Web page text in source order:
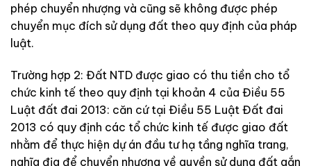
phép chuyển nhượng và cũng sẽ không được phép
chuyển mục đích sử dụng đất theo quy định của pháp
luật.
Trường hợp 2: Đất NTD được giao có thu tiền cho tổ
chức kinh tế theo quy định tại khoản 4 của Điều 55
Luật đất đai 2013: căn cứ tại Điều 55 Luật Đất đai
2013 có quy định các tổ chức kinh tế được giao đất
nhằm để thực hiện dự án đầu tư hạ tầng nghĩa trang,
nghĩa địa để chuyển nhượng về quyền sử dụng đất gắn